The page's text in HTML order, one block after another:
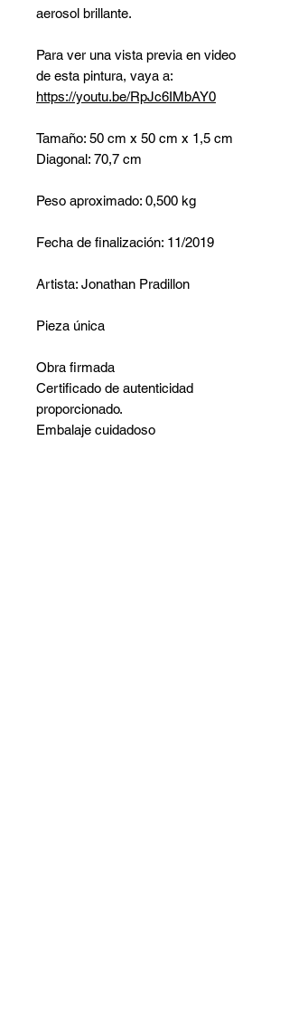
aerosol brillante.
Para ver una vista previa en video
de esta pintura, vaya a:
https://youtu.be/RpJc6IMbAY0
Tamaño: 50 cm x 50 cm x 1,5 cm
Diagonal: 70,7 cm
Peso aproximado: 0,500 kg
Fecha de finalización: 11/2019
Artista: Jonathan Pradillon
Pieza única
Obra firmada
Certificado de autenticidad
proporcionado.
Embalaje cuidadoso